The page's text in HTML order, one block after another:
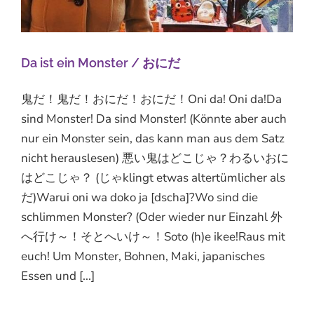
Da ist ein Monster / おにだ
鬼だ！鬼だ！おにだ！おにだ！Oni da! Oni da!Da
sind Monster! Da sind Monster! (Könnte aber auch
nur ein Monster sein, das kann man aus dem Satz
nicht herauslesen) 悪い鬼はどこじゃ？わるいおに
はどこじゃ？ (じゃklingt etwas altertümlicher als
だ)Warui oni wa doko ja [dscha]?Wo sind die
schlimmen Monster? (Oder wieder nur Einzahl 外
へ行け～！そとへいけ～！Soto (h)e ikee!Raus mit
euch! Um Monster, Bohnen, Maki, japanisches
Essen und [...]